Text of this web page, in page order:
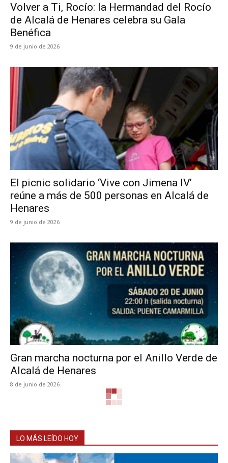
Volver a Ti, Rocío: la Hermandad del Rocío
de Alcalá de Henares celebra su Gala
Benéfica
9 de junio de 2026
El picnic solidario ‘Vive con Jimena IV’
reúne a más de 500 personas en Alcalá de
Henares
9 de junio de 2026
Gran marcha nocturna por el Anillo Verde de
Alcalá de Henares
8 de junio de 2026
LO MÁS LEÍDO HOY